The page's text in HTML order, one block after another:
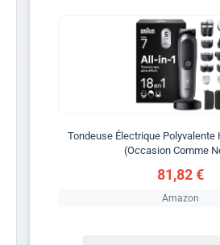
Tondeuse Électrique Polyvalente
(Occasion Comme
81,82 €
Amazon